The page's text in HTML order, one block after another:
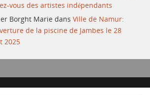
vous des artistes indépendants
Borght Marie dansVille de Namur:
de la piscine de Jambes le 28
2025